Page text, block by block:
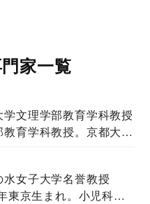
家一覧
文理学部教育学科教授
育学科教授。京都大学
女子大学名誉教授
東京生まれ。小児科